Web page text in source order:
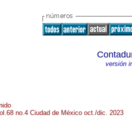
versión
no.4 Ciudad de México oct./dic. 2023